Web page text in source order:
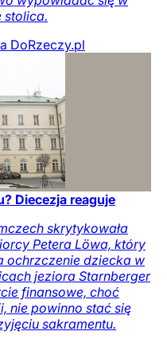
stolica.
DoRzeczy.pl
Diecezja reaguje
skrytykowała
Petera Löwa, który
ochrzczenie dziecka w
jeziora Starnberger
finansowe, choć
nie powinno stać się
sakramentu.